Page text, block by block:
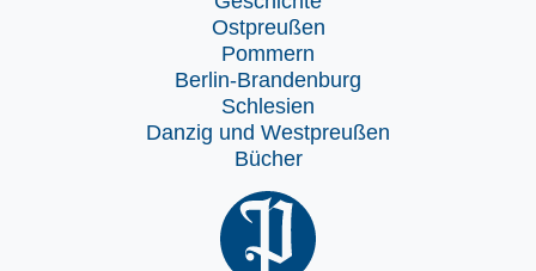
Ostpreußen
Pommern
Berlin-Brandenburg
Schlesien
Danzig und Westpreußen
Bücher